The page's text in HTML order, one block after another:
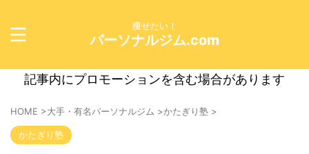
痩せたい！
パーソナルジム.com
記事内にプロモーションを含む場合があります
HOME >大手・有名パーソナルジム >かたぎり塾 >
かたぎり塾